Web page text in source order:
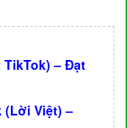
TikTok) – Đạt
(Lời Việt) –